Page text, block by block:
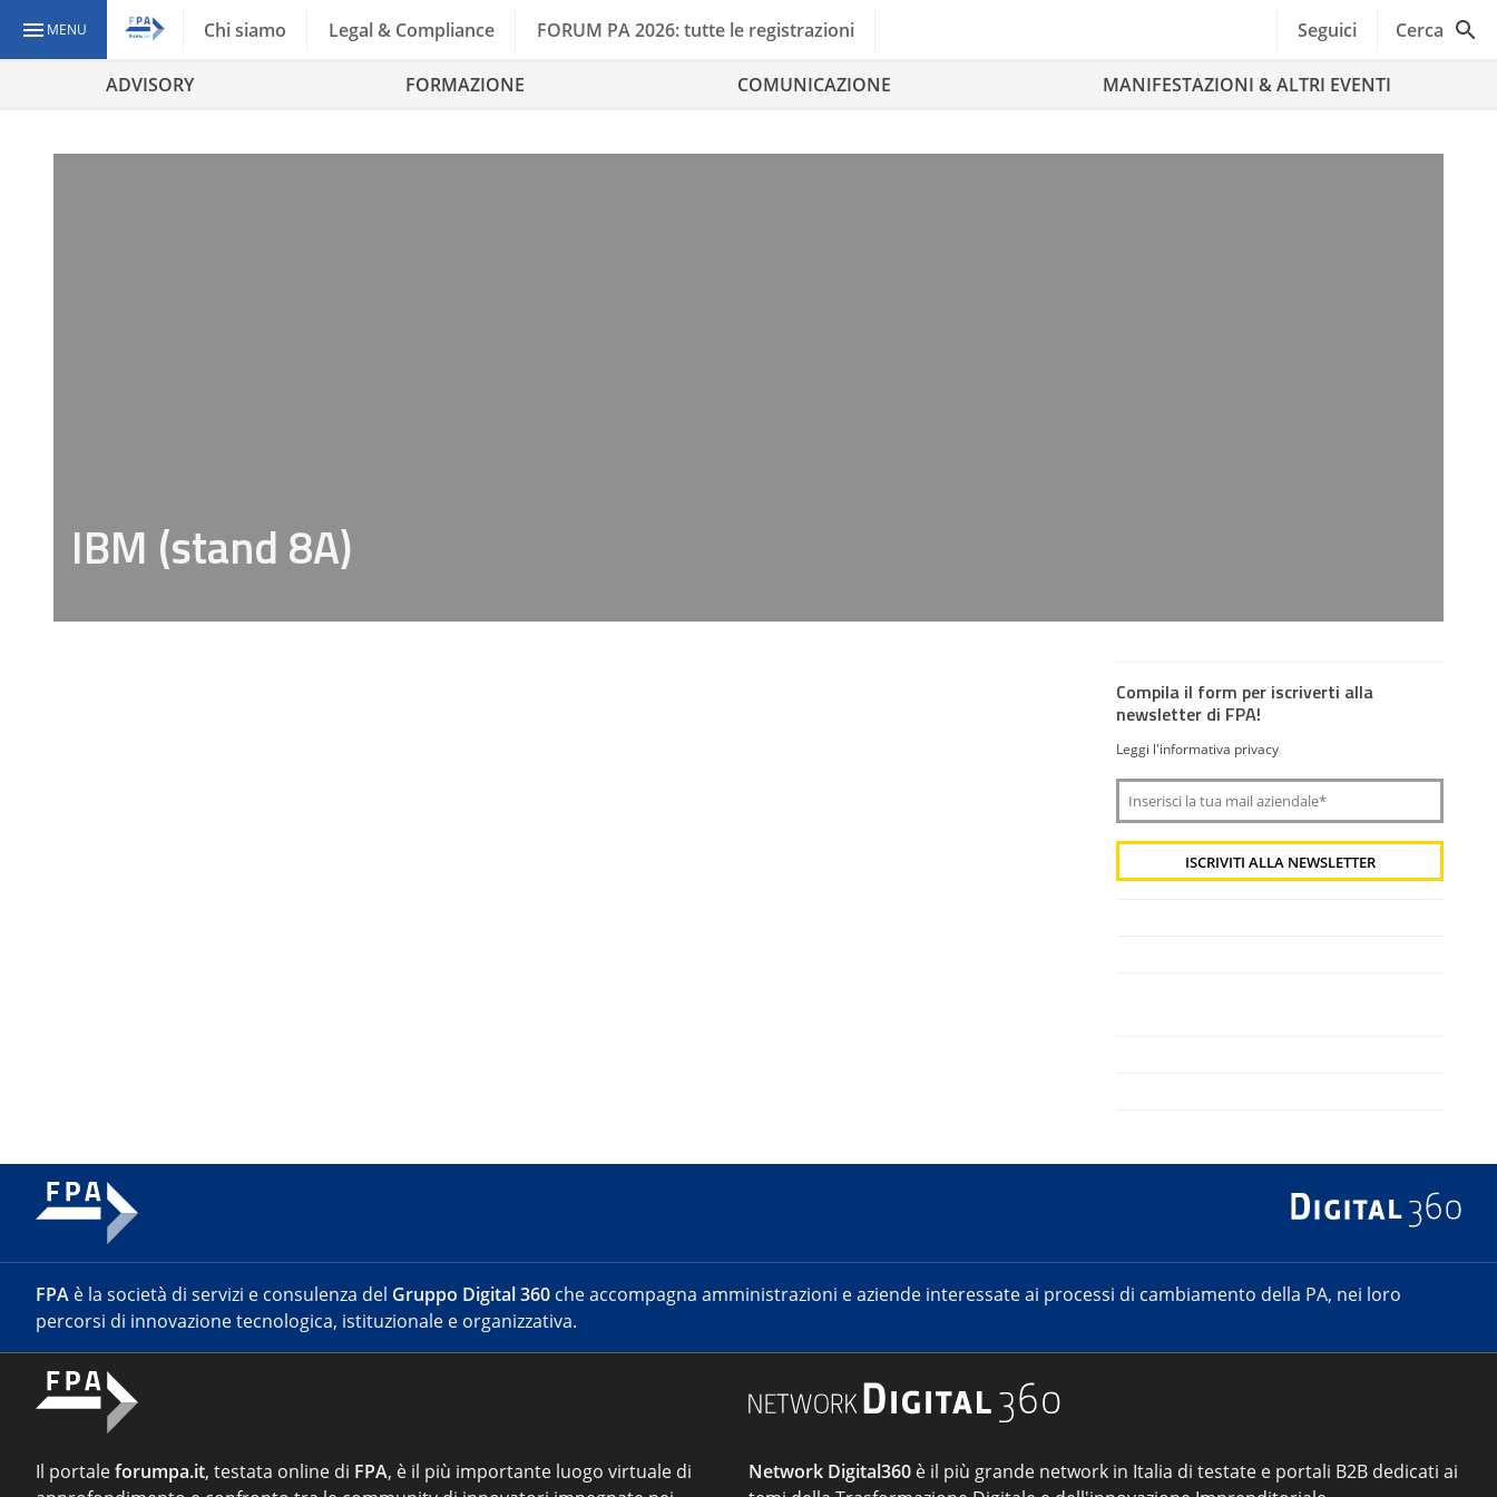
MENU Chi siamo Legal & Compliance FORUM PA 2026: tutte le registrazioni Seguici Cerca
ADVISORY FORMAZIONE COMUNICAZIONE MANIFESTAZIONI & ALTRI EVENTI
IBM (stand 8A)
Compila il form per iscriverti alla
newsletter di FPA!
Leggi l'informativa privacy
FPA è la società di servizi e consulenza del Gruppo Digital 360 che accompagna amministrazioni e aziende interessate ai processi di cambiamento della PA, nei loro
percorsi di innovazione tecnologica, istituzionale e organizzativa.
Il portaleforumpa.it, testata online di FPA, è il più importante luogo virtuale di
Network Digital360 è il più grande network in Italia di testate e portali B2B dedicati ai